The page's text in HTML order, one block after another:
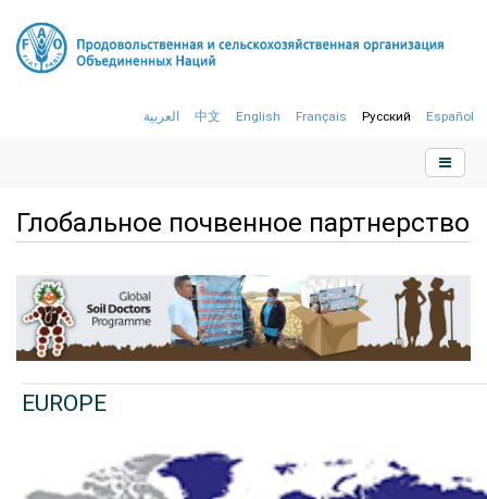
العربية 中文 English Français Русский Español
Глобальное почвенное партнерство
EUROPE